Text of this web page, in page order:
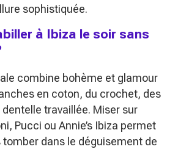
sophistiquée.
à Ibiza le soir sans
combine bohème et glamour
en coton, du crochet, des
travaillée. Miser sur
Pucci ou Annie’s Ibiza permet
tomber dans le déguisement de